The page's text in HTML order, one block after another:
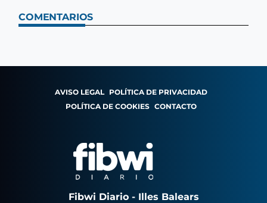
COMENTARIOS
AVISO LEGAL POLÍTICA DE PRIVACIDAD
POLÍTICA DE COOKIES CONTACTO
Fibwi Diario - Illes Balears